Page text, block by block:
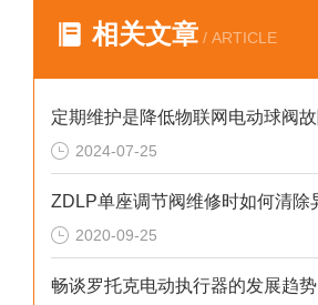
相关文章 / ARTICLE
2024-07-25
2020-09-25
畅谈罗托克电动执行器的发展趋势